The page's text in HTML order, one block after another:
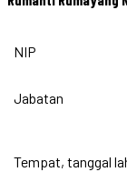
NIP
Jabatan
Tempat, tanggal